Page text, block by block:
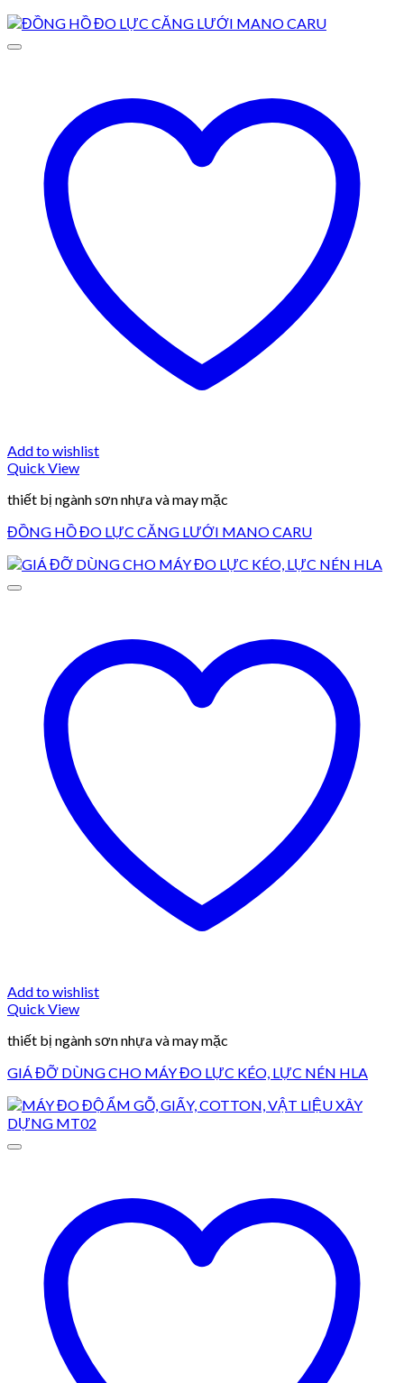
Add to wishlist
Quick View
thiết bị ngành sơn nhựa và may mặc
ĐỒNG HỒ ĐO LỰC CĂNG LƯỚI MANO CARU
Add to wishlist
Quick View
thiết bị ngành sơn nhựa và may mặc
GIÁ ĐỠ DÙNG CHO MÁY ĐO LỰC KÉO, LỰC NÉN HLA